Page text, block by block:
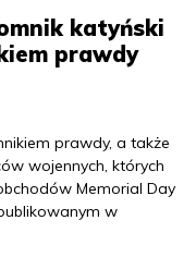
katyński
prawdy
prawdy, a także
wojennych, których
Memorial Day
w